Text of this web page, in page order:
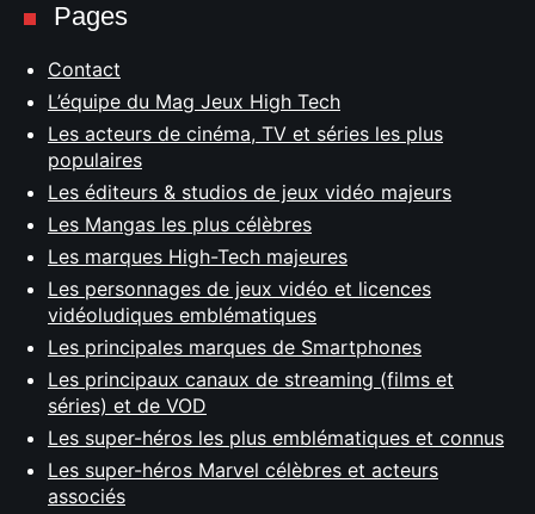
Pages
Contact
L’équipe du Mag Jeux High Tech
Les acteurs de cinéma, TV et séries les plus
populaires
Les éditeurs & studios de jeux vidéo majeurs
Les Mangas les plus célèbres
Les marques High-Tech majeures
Les personnages de jeux vidéo et licences
vidéoludiques emblématiques
Les principales marques de Smartphones
Les principaux canaux de streaming (films et
séries) et de VOD
Les super-héros les plus emblématiques et connus
Les super-héros Marvel célèbres et acteurs
associés